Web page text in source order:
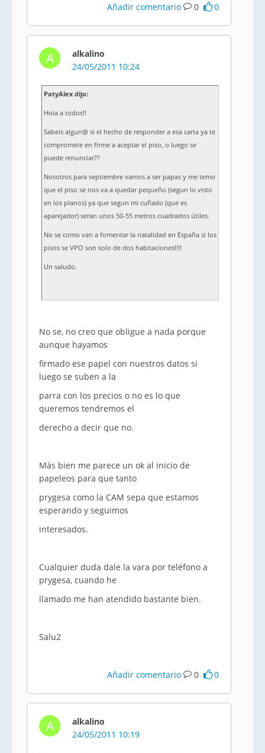
Añadir comentario 0 0
A
alkalino
24/05/2011 10:24
PatyAlex dijo:
Hola a todos!!
Sabeis algun@ si el hecho de responder a esa carta ya te
compromete en firme a aceptar el piso, o luego se
puede renunciar??
Nosotros para septiembre vamos a ser papas y me temo
que el piso se nos va a quedar pequeño (segun lo visto
en los planos) ya que segun mi cuñado (que es
aparejador) seran unos 50-55 metros cuadrados útiles.
No se como van a fomentar la natalidad en España si los
pisos se VPO son solo de dos habitaciones!!!!
Un saludo.
No se, no creo que obligue a nada porque
aunque hayamos
firmado ese papel con nuestros datos si
luego se suben a la
parra con los precios o no es lo que
queremos tendremos el
derecho a decir que no.
Más bien me parece un ok al inicio de
papeleos para que tanto
prygesa como la CAM sepa que estamos
esperando y seguimos
interesados.
Cualquier duda dale la vara por teléfono a
prygesa, cuando he
llamado me han atendido bastante bien.
Salu2
Añadir comentario 0 0
A
alkalino
24/05/2011 10:19